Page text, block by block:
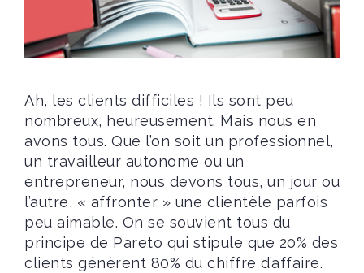
Ah, les clients difficiles ! Ils sont peu
nombreux, heureusement. Mais nous en
avons tous. Que l’on soit un professionnel,
un travailleur autonome ou un
entrepreneur, nous devons tous, un jour ou
l’autre, « affronter » une clientèle parfois
peu aimable. On se souvient tous du
principe de Pareto qui stipule que 20% des
clients génèrent 80% du chiffre d’affaire.